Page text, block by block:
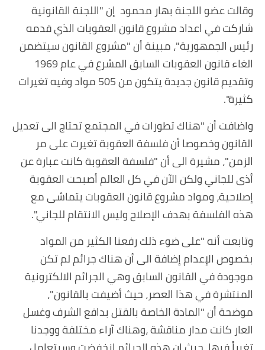
وقالت عضو اللجنة بهار محمود إن "اللجنة القانونية
شاركت في اعداد مشروع قانون العقوبات الذي قدمه
رئيس الجمهورية"، مبينة أن "مشروع القانون سيتضمن
الغاء قانون العقوبات السابق المشرع في عام 1969
وتقديم قانون جديدة يتكون من 505 مواد وفيه تغيرات
كثيرة".
واضافت أن "هناك تطورات في المجتمع تحتاج الى تعديل
القانون وخصوصا أن فلسفة العقوبة تغيرت على مر
الزمن"، مشيرة الى أن "فلسفة العقوبة كانت عبارة عن
أذى للجاني ولكن الآن في كل العالم أصبحت العقوبة
إصلاحية، ومواد مشروع قانون العقوبات يتماشى مع
هذه الفلسفة بهدف الإصلاح وليس الانتقام للجاني".
وتابعت أنه "على ضوء ذلك رفعنا الكثير من المواد
بخصوص الإعدام إضافة الى أن هناك جرائم لم تكن
موجودة في القانون السابق وهي الجرائم الالكترونية
المنتشرة في هذا العصر، حيث أضيفت بالقانون"،
موضحة أن "المادة الخاصة بالقتل بدافع الشرف وغسل
العار كانت مدار مناقشة ،وهناك آراء مختلفة ووجدنا